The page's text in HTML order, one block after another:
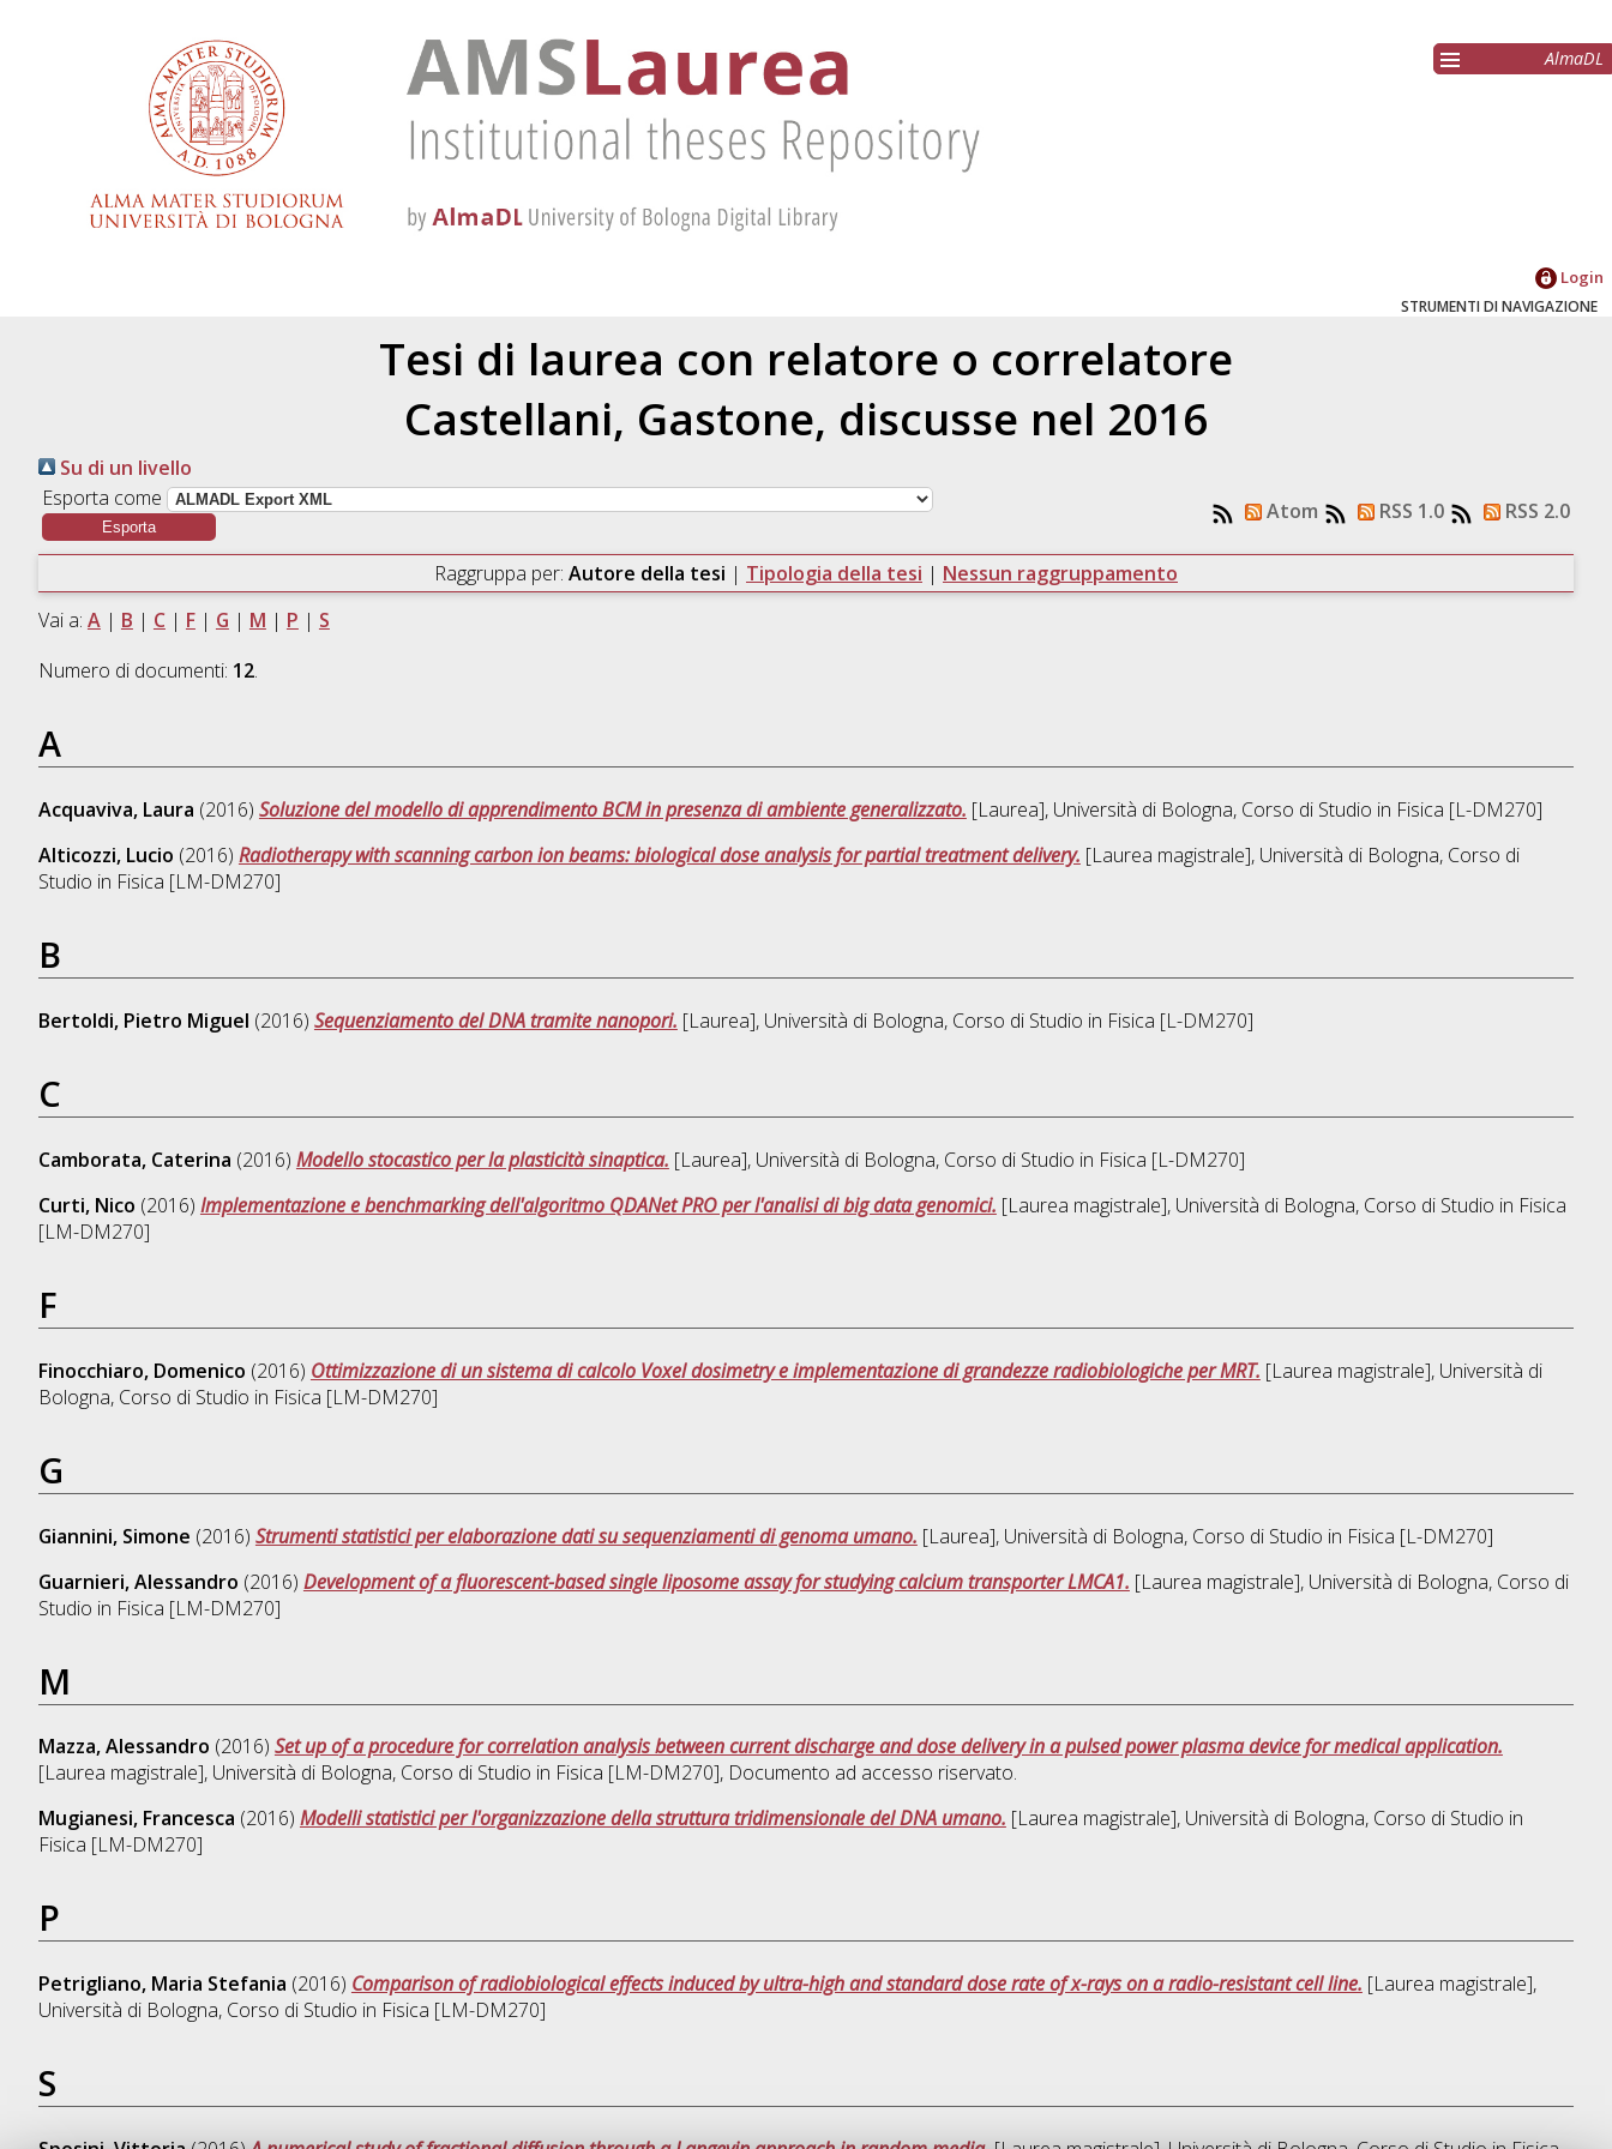
AlmaDL
Login
STRUMENTI DI NAVIGAZIONE
Tesi di laurea con relatore o correlatore
Castellani, Gastone, discusse nel 2016
Su di un livello
Esporta come
Atom RSS 1.0 RSS 2.0
Raggruppa per: Autore della tesi | Tipologia della tesi | Nessun raggruppamento
Vai a: A| B | C| F| G | M | P | S
Numero di documenti: 12.
A
Acquaviva, Laura (2016) Soluzione del modello di apprendimento BCM in presenza di ambiente generalizzato. [Laurea], Università di Bologna, Corso di Studio in Fisica [L-DM270]
Alticozzi, Lucio (2016) Radiotherapy with scanning carbon ion beams: biological dose analysis for partial treatment delivery. [Laurea magistrale], Università di Bologna, Corso di
Studio in Fisica [LM-DM270]
B
Bertoldi, Pietro Miguel (2016) Sequenziamento del DNA tramite nanopori. [Laurea], Università di Bologna, Corso di Studio in Fisica [L-DM270]
C
Camborata, Caterina (2016) Modello stocastico per la plasticità sinaptica. [Laurea], Università di Bologna, Corso di Studio in Fisica [L-DM270]
Curti, Nico (2016) Implementazione e benchmarking dell'algoritmo QDANet PRO per l'analisi di big data genomici. [Laurea magistrale], Università di Bologna, Corso di Studio in Fisica
[LM-DM270]
F
Finocchiaro, Domenico (2016) Ottimizzazione di un sistema di calcolo Voxel dosimetry e implementazione di grandezze radiobiologiche per MRT. [Laurea magistrale], Università di
Bologna, Corso di Studio in Fisica [LM-DM270]
G
Giannini, Simone (2016) Strumenti statistici per elaborazione dati su sequenziamenti di genoma umano. [Laurea], Università di Bologna, Corso di Studio in Fisica [L-DM270]
Guarnieri, Alessandro (2016) Development of a fluorescent-based single liposome assay for studying calcium transporter LMCA1. [Laurea magistrale], Università di Bologna, Corso di
Studio in Fisica [LM-DM270]
M
Mazza, Alessandro (2016) Set up of a procedure for correlation analysis between current discharge and dose delivery in a pulsed power plasma device for medical application.
[Laurea magistrale], Università di Bologna, Corso di Studio in Fisica [LM-DM270], Documento ad accesso riservato.
Mugianesi, Francesca (2016) Modelli statistici per l'organizzazione della struttura tridimensionale del DNA umano. [Laurea magistrale], Università di Bologna, Corso di Studio in
Fisica [LM-DM270]
P
Petrigliano, Maria Stefania (2016) Comparison of radiobiological effects induced by ultra-high and standard dose rate of x-rays on a radio-resistant cell line. [Laurea magistrale],
Università di Bologna, Corso di Studio in Fisica [LM-DM270]
S